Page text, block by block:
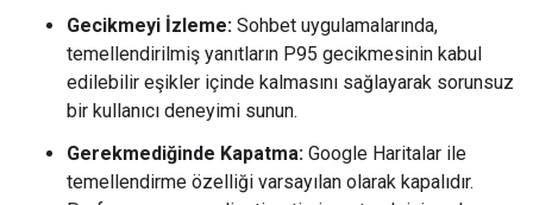
Gecikmeyi İzleme: Sohbet uygulamalarında,
temellendirilmiş yanıtların P95 gecikmesinin kabul
edilebilir eşikler içinde kalmasını sağlayarak sorunsuz
bir kullanıcı deneyimi sunun.
Gerekmediğinde Kapatma: Google Haritalar ile
temellendirme özelliği varsayılan olarak kapalıdır.